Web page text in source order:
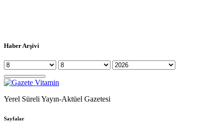
Haber Arşivi
Yerel Süreli Yayın-Aktüel Gazetesi
Sayfalar